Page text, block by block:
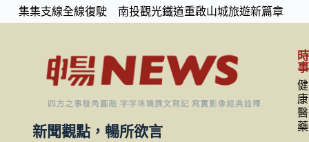
集集支線全線復駛 南投觀光鐵道重啟山城旅遊新篇章
新聞觀點，暢所欲言
時
事
健
康
醫
藥